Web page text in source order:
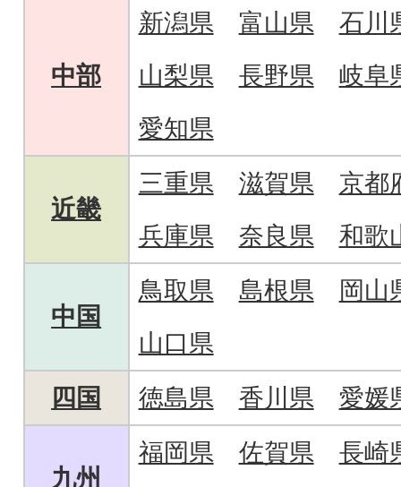
中部
新潟県 富山県
石川
山梨県
長野県
岐阜
愛知県
近畿
三重県 滋賀県
京都
兵庫県
奈良県 和歌
中国
鳥取県 島根県
岡山
山口県
四国
徳島県 香川県 愛媛
九州
福岡県 佐賀県 長崎